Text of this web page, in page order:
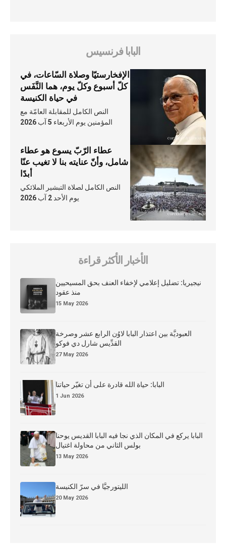
البابا فرنسيس
الإفخارستيّا وصلاة السّاعات، في
كلّ أسبوع وكلّ يوم، هما النَّفَس
في حياة الكنيسة
النص الكامل للمقابلة العامّة مع
المؤمنين يوم الأربعاء 5 آب 2026
عطاء الرّبّ يسوع هو عطاء
شامل، وأنّ عنايته بنا لا تغيب عنّا
أبدًا
النص الكامل لصلاة التبشير الملائكي
يوم الأحد 2 آب 2026
الأخبار الأكثر قراءة
نيجيريا: تضليل إعلامي لإخفاء العنف بحق المسيحيين
منذ عقود
15 May 2026
العبوديَّة بين اعتذار البابا لاوُن الرابع عشر وصرخة
القدِّيس شارل دي فوكو
27 May 2026
البابا: حياة الله قادرة على أن تغيّر حياتنا
1 Jun 2026
البابا يركع في المكان الذي نجا فيه البابا القديس يوحنا
بولس الثاني من محاولة اغتيال
13 May 2026
الليتورجيَّا في سرّ الكنيسة
20 May 2026